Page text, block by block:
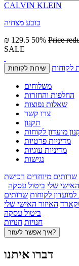
CALVIN KLEIN
כובע מצחיה
₪ 129.5 50% Price
SALE
שירות לקוחות לקוחות
משלוחים
החלפות והחזרות
שאלות נפוצות
צרו קשר
תקנון
מועדון לקוחות
מדיניות פרטיות
מדיניות עוגיות
נגישות
שרותים מיוחדים רכישת
שלי ביטול עסקה
לקוחות שרותים
האיזור האישי שלי
ביטול עסקה
חנויות חנויות
איך אפשר לעזור?
דברו איתנו